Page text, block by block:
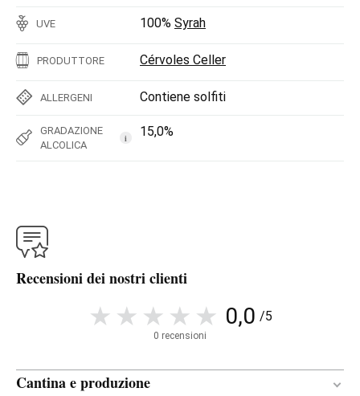
UVE 100% Syrah
PRODUTTORE Cérvoles Celler
ALLERGENI Contiene solfiti
GRADAZIONE
ALCOLICA
i 15,0%
Recensioni dei nostri clienti
0,0 /5
0 recensioni
Cantina e produzione